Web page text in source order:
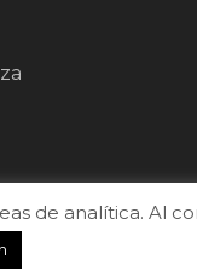
de analítica. Al